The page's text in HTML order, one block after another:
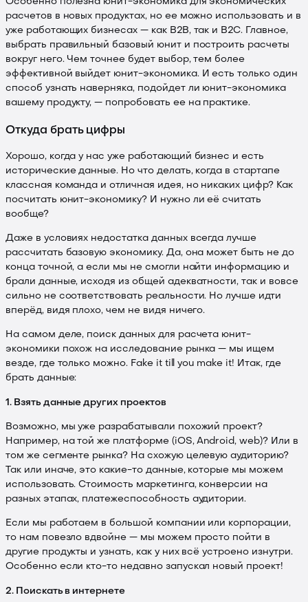
расчетов в новых продуктах, но ее можно использовать и в
уже работающих бизнесах — как B2B, так и B2C. Главное,
выбрать правильный базовый юнит и построить расчеты
вокруг него. Чем точнее будет выбор, тем более
эффективной выйдет юнит-экономика. И есть только один
способ узнать наверняка, подойдет ли юнит-экономика
вашему продукту, — попробовать ее на практике.
Откуда брать цифры
Хорошо, когда у нас уже работающий бизнес и есть
исторические данные. Но что делать, когда в стартапе
классная команда и отличная идея, но никаких цифр? Как
посчитать юнит-экономику? И нужно ли её считать
вообще?
Даже в условиях недостатка данных всегда лучше
рассчитать базовую экономику. Да, она может быть не до
конца точной, а если мы не смогли найти информацию и
брали данные, исходя из общей адекватности, так и вовсе
сильно не соответствовать реальности. Но лучше идти
вперёд, видя плохо, чем не видя ничего.
На самом деле, поиск данных для расчета юнит-
экономики похож на исследование рынка — мы ищем
везде, где только можно. Fake it till you make it! Итак, где
брать данные:
1. Взять данные других проектов
Возможно, мы уже разрабатывали похожий проект?
Например, на той же платформе (iOS, Android, web)? Или в
том же сегменте рынка? На схожую целевую аудиторию?
Так или иначе, это какие-то данные, которые мы можем
использовать. Стоимость маркетинга, конверсии на
разных этапах, платежеспособность аудитории.
Если мы работаем в большой компании или корпорации,
то нам повезло вдвойне — мы можем просто пойти в
другие продукты и узнать, как у них всё устроено изнутри.
Особенно если кто-то недавно запускал новый проект!
2. Поискать в интернете